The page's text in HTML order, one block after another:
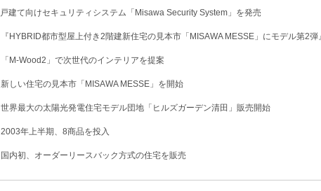
戸建て向けセキュリティシステム「Misawa Security System」を発売
『HYBRID都市型屋上付き2階建新住宅の見本市「MISAWA MESSE」にモデル第2弾
「M-Wood2」で次世代のインテリアを提案
新しい住宅の見本市「MISAWA MESSE」を開始
世界最大の太陽光発電住宅モデル団地「ヒルズガーデン清田」販売開始
2003年上半期、8商品を投入
国内初、オーダーリースバック方式の住宅を販売